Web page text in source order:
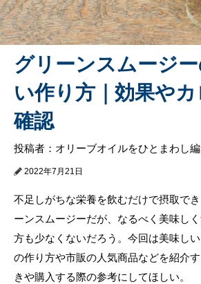
グリーンスムージ
い作り方｜効果や
確認
投稿者：オリーブオイルをひとまわし
2022年7月21日
不足しがちな栄養を飲むだけで摂取で
ーンスムージーだが、なるべく美味し
方も少なくないだろう。今回は美味し
の作り方や市販の人気商品などを紹介
きや購入する際の参考にしてほしい。